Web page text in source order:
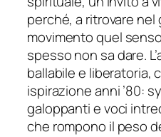
perché, a ritrovare nel
movimento quel
spesso non sa dare.
ballabile e liberatoria,
ispirazione anni ’80:
galoppanti e voci
che rompono il peso